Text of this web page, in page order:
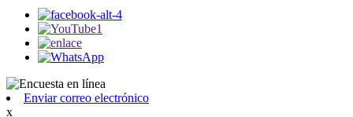
Enviar correo electrónico
x